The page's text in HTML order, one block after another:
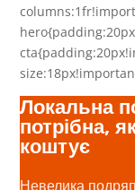
Локальна
потрібна,
коштує
Невелика